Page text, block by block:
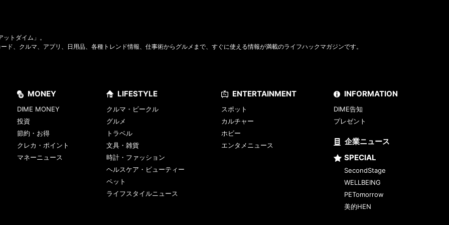
トダイム」。
ド、クルマ、アプリ、日用品、各種トレンド情報、仕事術からグルメまで、すぐに使える情報が満載のライフハックマガジンです。
MONEY
DIME MONEY
投資
節約・お得
クレカ・ポイント
マネーニュース
LIFESTYLE
クルマ・ビークル
グルメ
トラベル
文具・雑貨
時計・ファッション
ヘルスケア・ビューティー
ペット
ライフスタイルニュース
ENTERTAINMENT
スポット
カルチャー
ホビー
エンタメニュース
INFORMATION
DIME告知
プレゼント
企業ニュース
SPECIAL
SecondStage
WELLBEING
PETomorrow
美的HEN